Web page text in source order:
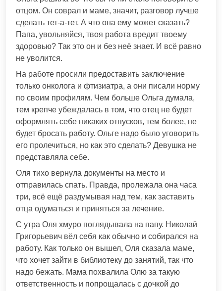
отцом. Он соврал и маме, значит, разговор лучше
сделать тет-а-тет. А что она ему может сказать?
Папа, увольняйся, твоя работа вредит твоему
здоровью? Так это он и без неё знает. И всё равно
не уволится.
На работе просили предоставить заключение
только онколога и фтизиатра, а они писали норму
по своим профилям. Чем больше Ольга думала,
тем крепче убеждалась в том, что отец не будет
оформлять себе никаких отпусков, тем более, не
будет бросать работу. Ольге надо было уговорить
его пролечиться, но как это сделать? Девушка не
представляла себе.
Оля тихо вернула документы на место и
отправилась спать. Правда, пролежала она часа
три, всё ещё раздумывая над тем, как заставить
отца одуматься и приняться за лечение.
С утра Оля хмуро поглядывала на папу. Николай
Григорьевич вёл себя как обычно и собирался на
работу. Как только он вышел, Оля сказала маме,
что хочет зайти в библиотеку до занятий, так что
надо бежать. Мама похвалила Олю за такую
ответственность и попрощалась с дочкой до